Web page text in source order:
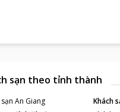
sạn theo tỉnh thành
An Giang Khách